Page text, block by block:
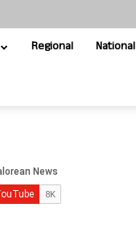
Regional National